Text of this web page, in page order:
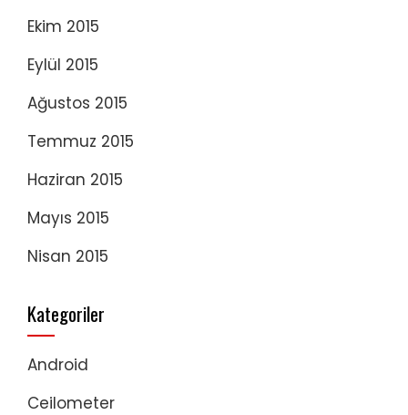
Ekim 2015
Eylül 2015
Ağustos 2015
Temmuz 2015
Haziran 2015
Mayıs 2015
Nisan 2015
Kategoriler
Android
Ceilometer